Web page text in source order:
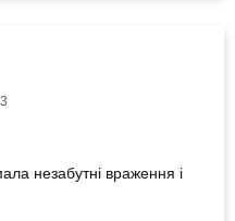
незабутні враження і